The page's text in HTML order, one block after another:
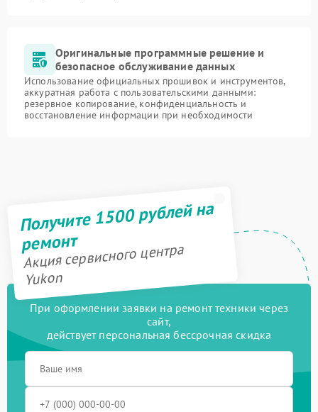
Оригинальные программные решение и
безопасное обслуживание данных
Использование официальных прошивок и инструментов,
аккуратная работа с пользовательскими данными:
резервное копирование, конфиденциальность и
восстановление информации при необходимости
Получите 1500 рублей на
ремонт
Акция сервисного центра
Yukon
При оформлении заявки на ремонт техники через
сайт,
действует персональная бессрочная скидка